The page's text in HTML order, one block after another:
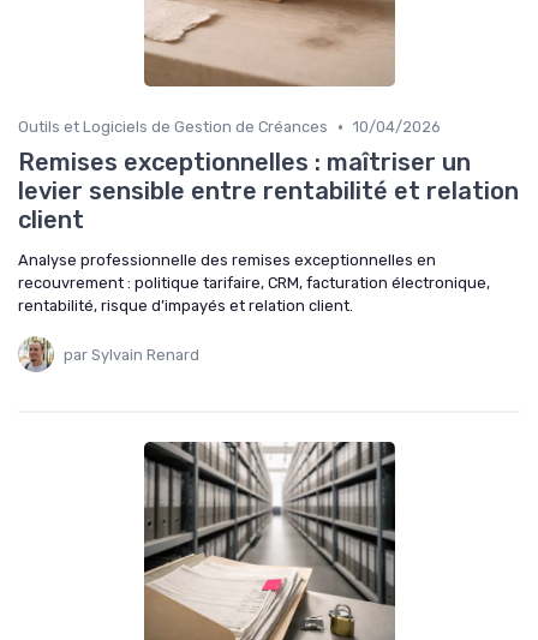
Outils et Logiciels de Gestion de Créances • 10/04/2026
Remises exceptionnelles : maîtriser un
levier sensible entre rentabilité et relation
client
Analyse professionnelle des remises exceptionnelles en
recouvrement : politique tarifaire, CRM, facturation électronique,
rentabilité, risque d’impayés et relation client.
par Sylvain Renard